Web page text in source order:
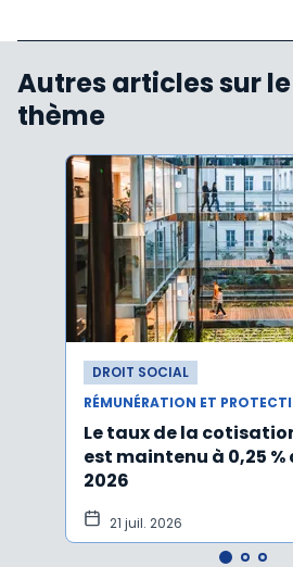
Autres articles sur
thème
DROIT SOCIAL
RÉMUNÉRATION ET
Le taux de la
est maintenu à 0,25 %
2026
21 juil. 2026